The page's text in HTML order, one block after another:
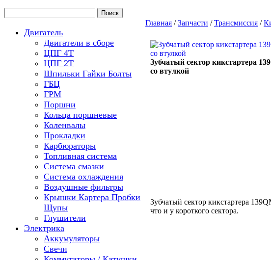
Двигатель
Двигатели в сборе
ЦПГ 4Т
ЦПГ 2Т
Шпильки Гайки Болты
ГБЦ
ГРМ
Поршни
Кольца поршневые
Коленвалы
Прокладки
Карбюраторы
Топливная система
Система смазки
Система охлаждения
Воздушные фильтры
Крышки Картера Пробки
Щупы
Глушители
Электрика
Аккумуляторы
Свечи
Главная /Запчасти /Трансмиссия /
Зубчатый сектор кикстартера
со втулкой
Зубчатый сектор кикстартера
что и у короткого сектора.